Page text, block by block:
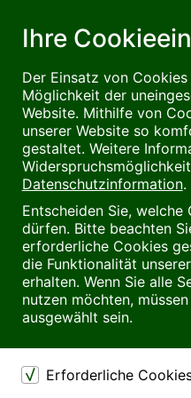
Ihre
Der Einsatz von
Möglichkeit der
Website. Mithilfe von
unserer Website so
gestaltet. Weitere
Datenschutzinformation.
Entscheiden Sie,
dürfen. Bitte beachten
erforderliche Cookies
die Funktionalität
erhalten. Wenn Sie alle
nutzen möchten,
ausgewählt sein.
Erforderliche
Benutzername